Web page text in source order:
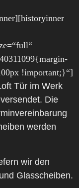
!important;}“]
Tür im Werk
Die
werden
wir den
Glasscheiben.